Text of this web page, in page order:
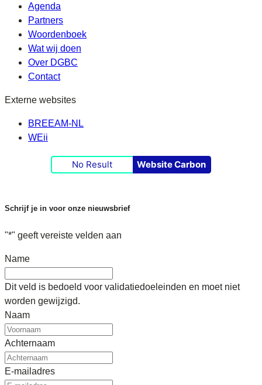
Agenda
Partners
Woordenboek
Wat wij doen
Over DGBC
Contact
Externe websites
BREEAM-NL
WEii
No Result Website Carbon
Schrijf je in voor onze nieuwsbrief
"*" geeft vereiste velden aan
Name
Dit veld is bedoeld voor validatiedoeleinden en moet niet
worden gewijzigd.
Naam
Achternaam
E-mailadres